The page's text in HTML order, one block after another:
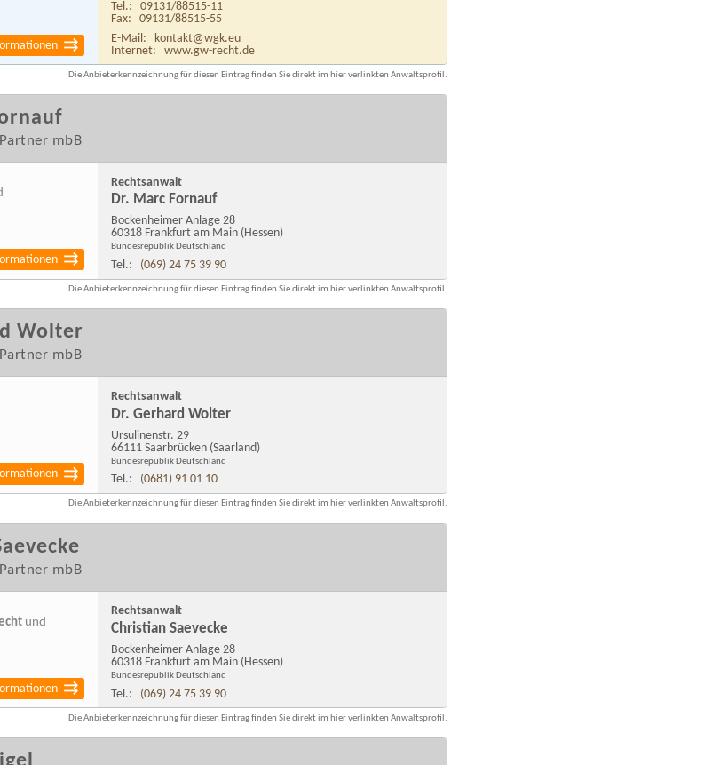
Tel.:
09131/88515-11
Fax:
09131/88515-55
E-Mail:
kontakt@wgk.eu
Internet:
www.gw-recht.de
Die Anbieterkennzeichnung für diesen Eintrag finden Sie direkt im hier verlinkten Anwaltsprofil.
mbB
Rechtsanwalt
Dr. Marc Fornauf
Bockenheimer Anlage 28
60318 Frankfurt am Main (Hessen)
Bundesrepublik Deutschland
Tel.: (069) 24 75 39 90
Die Anbieterkennzeichnung für diesen Eintrag finden Sie direkt im hier verlinkten Anwaltsprofil.
Wolter
mbB
Rechtsanwalt
Dr. Gerhard Wolter
Ursulinenstr. 29
66111 Saarbrücken (Saarland)
Bundesrepublik Deutschland
Tel.: (0681) 91 01 10
Die Anbieterkennzeichnung für diesen Eintrag finden Sie direkt im hier verlinkten Anwaltsprofil.
mbB
Rechtsanwalt
Christian Saevecke
Bockenheimer Anlage 28
60318 Frankfurt am Main (Hessen)
Bundesrepublik Deutschland
Tel.: (069) 24 75 39 90
und
Die Anbieterkennzeichnung für diesen Eintrag finden Sie direkt im hier verlinkten Anwaltsprofil.